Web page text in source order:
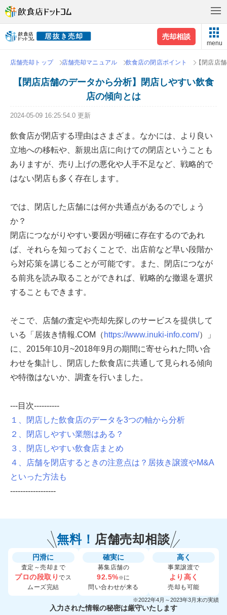
売却相談
menu
店舗売却トップ 店舗売却マニュアル 飲食店の閉店ポイント 【閉店店
【閉店店舗のデータから分析】閉店しやすい飲食
店の傾向とは
2024-05-09 16:25:54.0 更新
飲食店が閉店する理由はさまざま。なかには、より良い
立地への移転や、新規出店に向けての閉店ということも
ありますが、売り上げの悪化や人手不足など、戦略的で
はない閉店も多く存在します。
では、閉店した店舗には何か共通点があるのでしょう
か？
閉店につながりやすい要因が明確に存在するのであれ
ば、それらを知っておくことで、出店前など早い段階か
ら対応策を講じることが可能です。また、閉店につなが
る前兆を読み取ることができれば、戦略的な撤退を選択
することもできます。
そこで、店舗の査定や売却先探しのサービスを提供して
いる「居抜き情報.COM（ https://www.inuki-info.com/）」
に、2015年10月~2018年9月の期間に寄せられた問い合
わせを集計し、閉店した飲食店に共通して見られる傾向
や特徴はないか、調査を行いました。
---目次----------
１、閉店した飲食店のデータを3つの軸から分析
２、閉店しやすい業態はある？
３、閉店しやすい飲食店まとめ
４、店舗を閉店するときの注意点は？居抜き譲渡やM&A
といった方法も
------------------
無料！ 店舗売却相談
円滑に
査定～売却まで
プロの段取りでス
ムーズ完結
確実に
募集店舗の
92.5%※に
問い合わせが来る
高く
事業譲渡で
より高く
売却も可能
※2022年4月～2023年3月末の実績
入力された情報の秘密は厳守いたします